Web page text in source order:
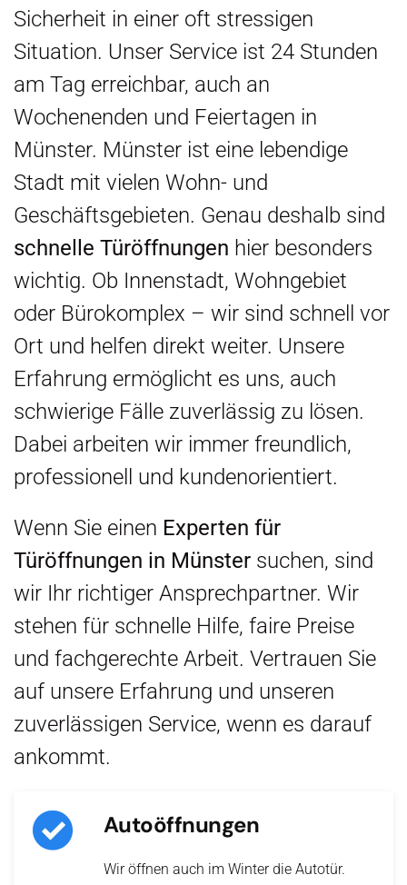
Sicherheit in einer oft stressigen
Situation. Unser Service ist 24 Stunden
am Tag erreichbar, auch an
Wochenenden und Feiertagen in
Münster. Münster ist eine lebendige
Stadt mit vielen Wohn- und
Geschäftsgebieten. Genau deshalb sind
schnelle Türöffnungen hier besonders
wichtig. Ob Innenstadt, Wohngebiet
oder Bürokomplex – wir sind schnell vor
Ort und helfen direkt weiter. Unsere
Erfahrung ermöglicht es uns, auch
schwierige Fälle zuverlässig zu lösen.
Dabei arbeiten wir immer freundlich,
professionell und kundenorientiert.
Wenn Sie einen Experten für
Türöffnungen in Münster suchen, sind
wir Ihr richtiger Ansprechpartner. Wir
stehen für schnelle Hilfe, faire Preise
und fachgerechte Arbeit. Vertrauen Sie
auf unsere Erfahrung und unseren
zuverlässigen Service, wenn es darauf
ankommt.
Autoöffnungen
Wir öffnen auch im Winter die Autotür.